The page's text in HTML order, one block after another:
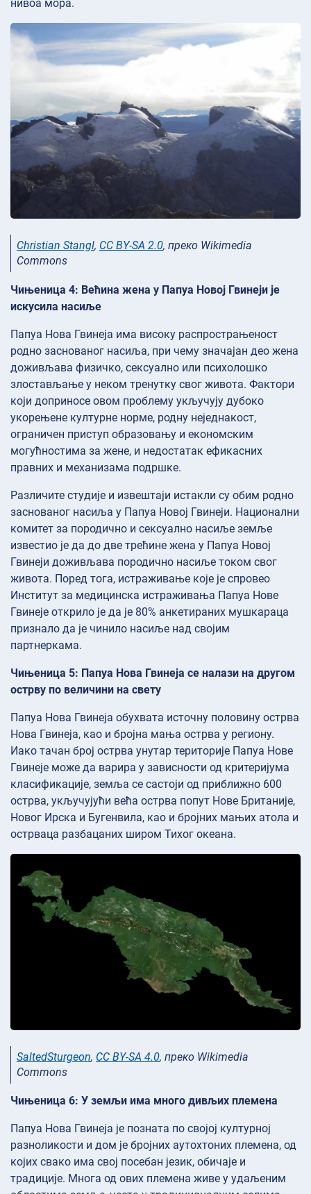
нивоа мора.
Christian Stangl, CC BY-SA 2.0, преко Wikimedia
Commons
Чињеница 4: Већина жена у Папуа Новој Гвинеји је
искусила насиље
Папуа Нова Гвинеја има високу распрострањеност
родно заснованог насиља, при чему значајан део жена
доживљава физичко, сексуално или психолошко
злостављање у неком тренутку свог живота. Фактори
који доприносе овом проблему укључују дубоко
укорењене културне норме, родну неједнакост,
ограничен приступ образовању и економским
могућностима за жене, и недостатак ефикасних
правних и механизама подршке.
Различите студије и извештаји истакли су обим родно
заснованог насиља у Папуа Новој Гвинеји. Национални
комитет за породично и сексуално насиље земље
известио је да до две трећине жена у Папуа Новој
Гвинеји доживљава породично насиље током свог
живота. Поред тога, истраживање које је спровео
Институт за медицинска истраживања Папуа Нове
Гвинеје открило је да је 80% анкетираних мушкараца
признало да је чинило насиље над својим
партнеркама.
Чињеница 5: Папуа Нова Гвинеја се налази на другом
острву по величини на свету
Папуа Нова Гвинеја обухвата источну половину острва
Нова Гвинеја, као и бројна мања острва у региону.
Иако тачан број острва унутар територије Папуа Нове
Гвинеје може да варира у зависности од критеријума
класификације, земља се састоји од приближно 600
острва, укључујући већа острва попут Нове Британије,
Новог Ирска и Бугенвила, као и бројних мањих атола и
острваца разбацаних широм Тихог океана.
SaltedSturgeon, CC BY-SA 4.0, преко Wikimedia
Commons
Чињеница 6: У земљи има много дивљих племена
Папуа Нова Гвинеја је позната по својој културној
разноликости и дом је бројних аутохтоних племена, од
којих свако има свој посебан језик, обичаје и
традиције. Многа од ових племена живе у удаљеним